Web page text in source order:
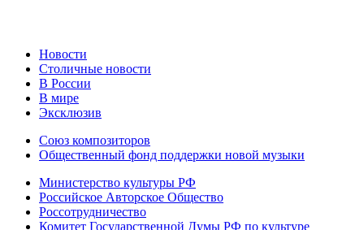
Новости
Столичные новости
В России
В мире
Эксклюзив
Союз композиторов
Общественный фонд поддержки новой музыки
Министерство культуры РФ
Российское Авторское Общество
Россотрудничество
Комитет Государственной Думы РФ по культуре